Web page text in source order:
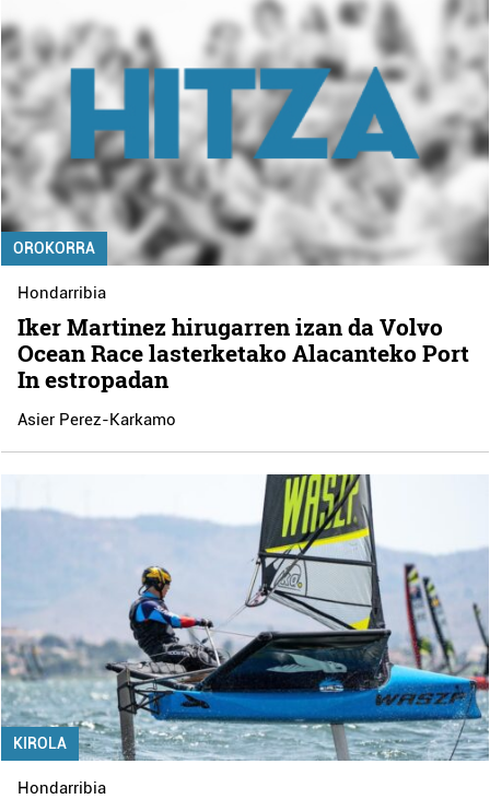
OROKORRA
Hondarribia
Iker Martinez hirugarren izan da Volvo
Ocean Race lasterketako Alacanteko Port
In estropadan
Asier Perez-Karkamo
KIROLA
Hondarribia